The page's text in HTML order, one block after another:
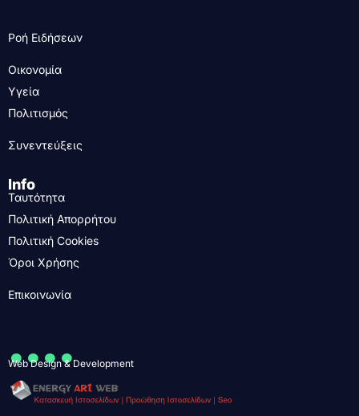
Ροή Ειδήσεων
Οικονομία
Υγεία
Πολιτισμός
Συνεντεύξεις
Info
Ταυτότητα
Πολιτική Απορρήτου
Πολιτική Cookies
Όροι Χρήσης
Επικοινωνία
....
Web Design & Development